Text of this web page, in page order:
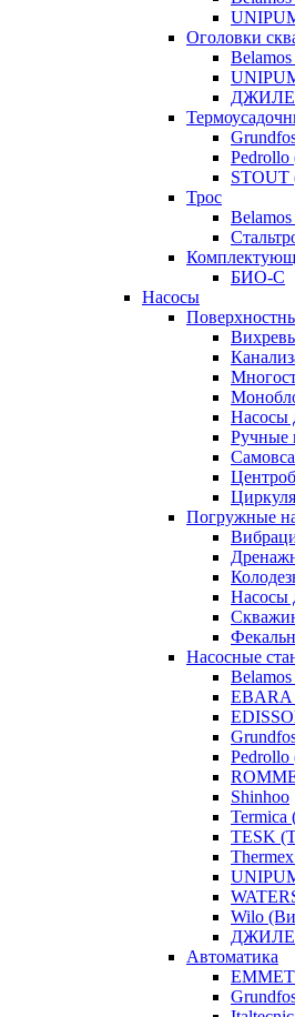
Оголовки
STOUT
Трос
БИО-С
Насосы
Насосы
Ручные
Погружные
Насосы
Насосные
EBARA
Shinhoo
Termica
TESK
Wilo
Автоматика